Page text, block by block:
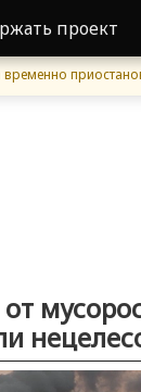
проект
от